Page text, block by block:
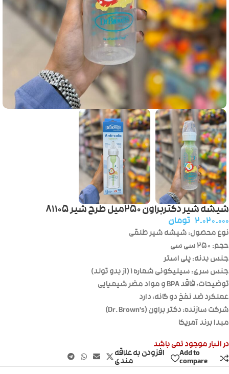
شیشه شیر دکتربراون ۲۵۰میل طرح شیر ۸۱۱۰۵
۲.۰۲۰.۰۰۰ تومان
نوع محصول: شیشه شیر طلقی
حجم: ۲۵۰ سی سی
جنس بدنه: پلی استر
جنس سری: سیلیکونی شماره ۱ (از بدو تولد)
توضیحات: فاقد BPA و مواد مضر شیمیایی
عملکرد ضد نفخ دو گانه: دارد
شرکت سازنده: دکتر براون (Dr. Brown’s)
مبدا برند آمریکا
در انبار موجود نمی باشد
Add to
compare
افزودن به علاقه
مندی